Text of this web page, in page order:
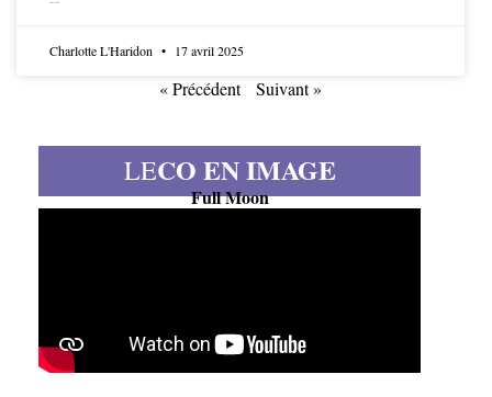
Charlotte L'Haridon 17 avril 2025
« Précédent Suivant »
LECO EN IMAGE
Full Moon